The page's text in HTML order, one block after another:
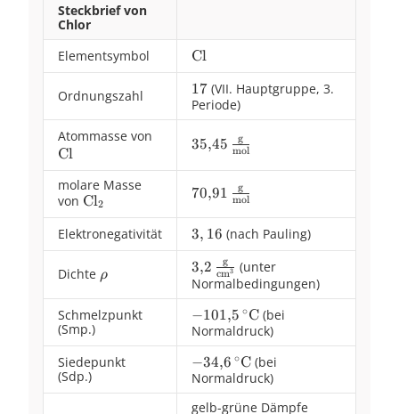
Steckbrief von
Chlor
Elementsymbol
\ce{Cl}
Cl
Ordnungszahl 17
17 (VII. Hauptgruppe, 3.
Periode)
Atommasse von \ce{Cl}
Cl
35{,}45\,\frac{\text{g}}
35,45 mol
g
molare Masse
von \ce{Cl2}
ClX
2
70{,}91\,\frac{\text{g}}
70,91 mol
g
Elektronegativität 3,16
3, 16 (nach Pauling)
Dichte \rho
ρ
3{,}2\,\frac{\text{g}}
{\text{cm}^3}
3,2 cm3
g
(unter
Normalbedingungen)
Schmelzpunkt
(Smp.)
{-}101{,}5\,^\circ\text{C}
−101,5 ∘C(bei
Normaldruck)
Siedepunkt
(Sdp.)
{-}34{,}6\,^\circ\text{C}
−34,6 ∘C(bei
Normaldruck)
gelb-grüne Dämpfe